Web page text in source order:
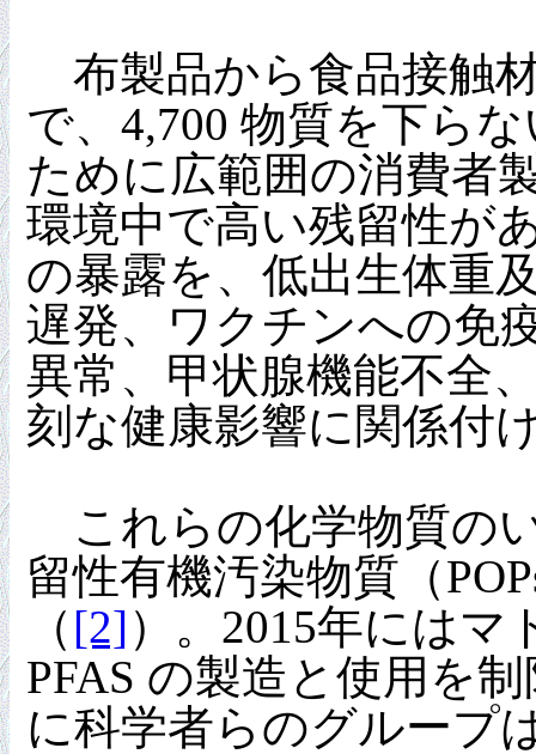
布製品から食品接触
で、4,700 物質を下ら
ために広範囲の消費者
環境中で高い残留性が
の暴露を、低出生体重
遅発、ワクチンへの免
異常、甲状腺機能不全
刻な健康影響に関係付
これらの化学物質の
留性有機汚染物質（
（[2]）。2015年にはマ
PFAS の製造と使用を
に科学者らのグループ